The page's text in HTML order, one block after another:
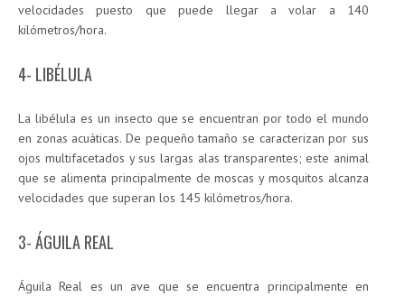
velocidades puesto que puede llegar a volar a 140
kilómetros/hora.
4- LIBÉLULA
La libélula es un insecto que se encuentran por todo el mundo
en zonas acuáticas. De pequeño tamaño se caracterizan por sus
ojos multifacetados y sus largas alas transparentes; este animal
que se alimenta principalmente de moscas y mosquitos alcanza
velocidades que superan los 145 kilómetros/hora.
3- ÁGUILA REAL
Águila Real es un ave que se encuentra principalmente en